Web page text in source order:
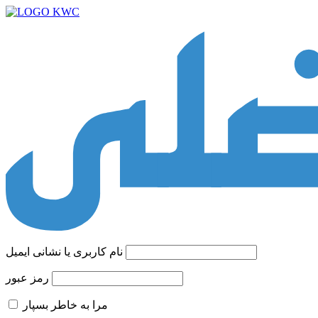
نام کاربری یا نشانی ایمیل
رمز عبور
مرا به خاطر بسپار